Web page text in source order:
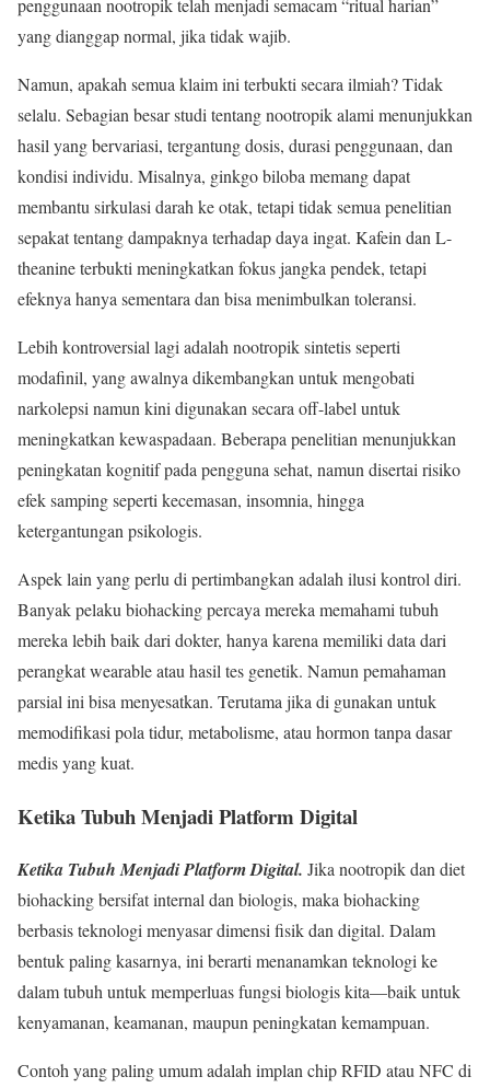
penggunaan nootropik telah menjadi semacam “ritual harian”
yang dianggap normal, jika tidak wajib.
Namun, apakah semua klaim ini terbukti secara ilmiah? Tidak
selalu. Sebagian besar studi tentang nootropik alami menunjukkan
hasil yang bervariasi, tergantung dosis, durasi penggunaan, dan
kondisi individu. Misalnya, ginkgo biloba memang dapat
membantu sirkulasi darah ke otak, tetapi tidak semua penelitian
sepakat tentang dampaknya terhadap daya ingat. Kafein dan L-
theanine terbukti meningkatkan fokus jangka pendek, tetapi
efeknya hanya sementara dan bisa menimbulkan toleransi.
Lebih kontroversial lagi adalah nootropik sintetis seperti
modafinil, yang awalnya dikembangkan untuk mengobati
narkolepsi namun kini digunakan secara off-label untuk
meningkatkan kewaspadaan. Beberapa penelitian menunjukkan
peningkatan kognitif pada pengguna sehat, namun disertai risiko
efek samping seperti kecemasan, insomnia, hingga
ketergantungan psikologis.
Aspek lain yang perlu di pertimbangkan adalah ilusi kontrol diri.
Banyak pelaku biohacking percaya mereka memahami tubuh
mereka lebih baik dari dokter, hanya karena memiliki data dari
perangkat wearable atau hasil tes genetik. Namun pemahaman
parsial ini bisa menyesatkan. Terutama jika di gunakan untuk
memodifikasi pola tidur, metabolisme, atau hormon tanpa dasar
medis yang kuat.
Ketika Tubuh Menjadi Platform Digital
Ketika Tubuh Menjadi Platform Digital. Jika nootropik dan diet
biohacking bersifat internal dan biologis, maka biohacking
berbasis teknologi menyasar dimensi fisik dan digital. Dalam
bentuk paling kasarnya, ini berarti menanamkan teknologi ke
dalam tubuh untuk memperluas fungsi biologis kita—baik untuk
kenyamanan, keamanan, maupun peningkatan kemampuan.
Contoh yang paling umum adalah implan chip RFID atau NFC di